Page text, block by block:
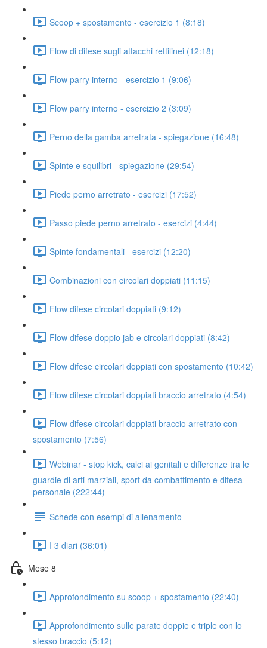
Scoop + spostamento - esercizio 1 (8:18)
Flow di difese sugli attacchi rettilinei (12:18)
Flow parry interno - esercizio 1 (9:06)
Flow parry interno - esercizio 2 (3:09)
Perno della gamba arretrata - spiegazione (16:48)
Spinte e squilibri - spiegazione (29:54)
Piede perno arretrato - esercizi (17:52)
Passo piede perno arretrato - esercizi (4:44)
Spinte fondamentali - esercizi (12:20)
Combinazioni con circolari doppiati (11:15)
Flow difese circolari doppiati (9:12)
Flow difese doppio jab e circolari doppiati (8:42)
Flow difese circolari doppiati con spostamento (10:42)
Flow difese circolari doppiati braccio arretrato (4:54)
Flow difese circolari doppiati braccio arretrato con
spostamento (7:56)
Webinar - stop kick, calci ai genitali e differenze tra le
guardie di arti marziali, sport da combattimento e difesa
personale (222:44)
Schede con esempi di allenamento
I 3 diari (36:01)
Mese 8
Approfondimento su scoop + spostamento (22:40)
Approfondimento sulle parate doppie e triple con lo
stesso braccio (5:12)